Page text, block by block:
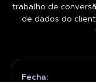
trabalho de
de dados do
Fecha: